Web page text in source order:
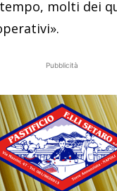
molti dei
Pubblicità